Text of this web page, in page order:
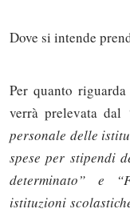
Dove si intende
Per quanto
verrà prelevata dal
personale delle
spese per stipendi
determinato” e
istituzioni